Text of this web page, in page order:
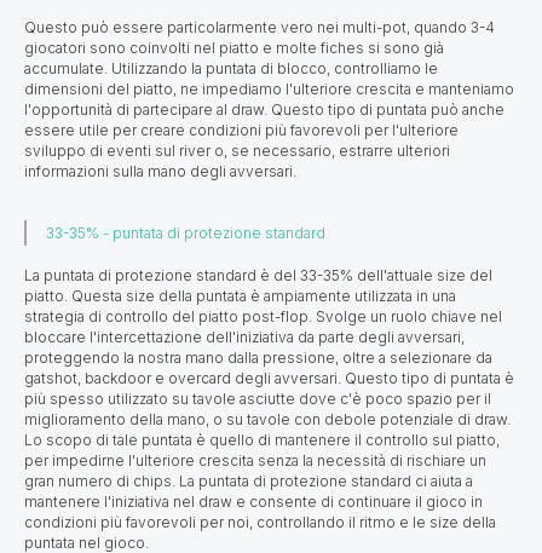
Questo può essere particolarmente vero nei multi-pot, quando 3-4
giocatori sono coinvolti nel piatto e molte fiches si sono già
accumulate. Utilizzando la puntata di blocco, controlliamo le
dimensioni del piatto, ne impediamo l'ulteriore crescita e manteniamo
l'opportunità di partecipare al draw. Questo tipo di puntata può anche
essere utile per creare condizioni più favorevoli per l'ulteriore
sviluppo di eventi sul river o, se necessario, estrarre ulteriori
informazioni sulla mano degli avversari.
33-35% - puntata di protezione standard
La puntata di protezione standard è del 33-35% dell'attuale size del
piatto. Questa size della puntata è ampiamente utilizzata in una
strategia di controllo del piatto post-flop. Svolge un ruolo chiave nel
bloccare l'intercettazione dell'iniziativa da parte degli avversari,
proteggendo la nostra mano dalla pressione, oltre a selezionare da
gatshot, backdoor e overcard degli avversari. Questo tipo di puntata è
più spesso utilizzato su tavole asciutte dove c'è poco spazio per il
miglioramento della mano, o su tavole con debole potenziale di draw.
Lo scopo di tale puntata è quello di mantenere il controllo sul piatto,
per impedirne l'ulteriore crescita senza la necessità di rischiare un
gran numero di chips. La puntata di protezione standard ci aiuta a
mantenere l'iniziativa nel draw e consente di continuare il gioco in
condizioni più favorevoli per noi, controllando il ritmo e le size della
puntata nel gioco.